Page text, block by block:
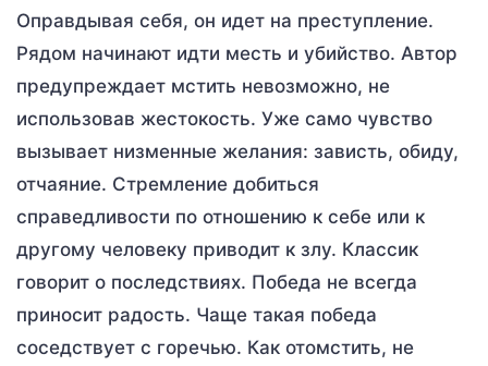
Оправдывая себя, он идет на преступление.
Рядом начинают идти месть и убийство. Автор
предупреждает мстить невозможно, не
использовав жестокость. Уже само чувство
вызывает низменные желания: зависть, обиду,
отчаяние. Стремление добиться
справедливости по отношению к себе или к
другому человеку приводит к злу. Классик
говорит о последствиях. Победа не всегда
приносит радость. Чаще такая победа
соседствует с горечью. Как отомстить, не